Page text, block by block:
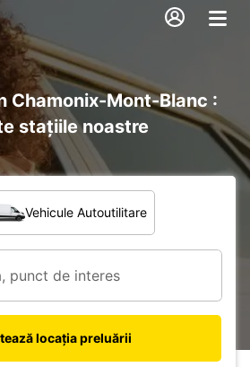
Chamonix-Mont-Blanc :
stațiile noastre
Vehicule Autoutilitare
locația preluării